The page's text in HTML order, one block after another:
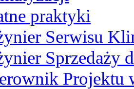
praktyki
Serwisu
Sprzedaży
Projektu